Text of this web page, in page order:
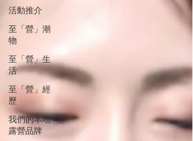
活動推介
至「營」潮
物
至「營」生
活
至「營」經
歷
我們的本地
露營品牌